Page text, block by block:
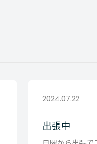
2024.07.22
出張中